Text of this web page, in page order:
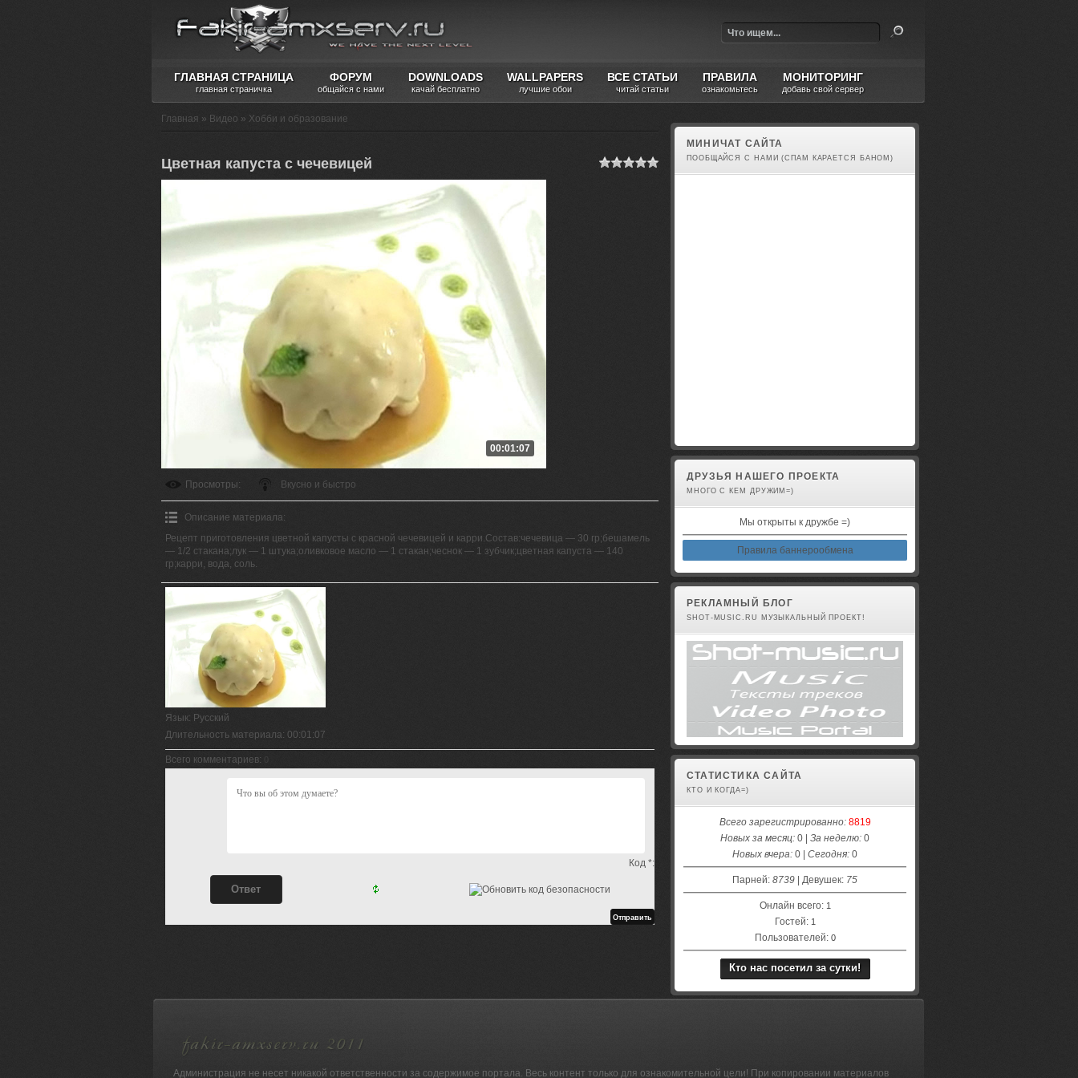
ГЛАВНАЯ СТРАНИЦА
главная страничка
ФОРУМ
общайся с нами
DOWNLOADS
качай бесплатно
WALLPAPERS
лучшие обои
ВСЕ СТАТЬИ
читай статьи
ПРАВИЛА
ознакомьтесь
МОНИТОРИНГ
добавь свой сервер
Главная » Видео » Хобби и образование
Цветная капуста с чечевицей
00:01:07
Просмотры: Вкусно и быстро
Описание материала:
Рецепт приготовления цветной капусты с красной чечевицей и карри.Состав:чечевица — 30 гр;бешамель
— 1/2 стакана;лук — 1 штука;оливковое масло — 1 стакан;чеснок — 1 зубчик;цветная капуста — 140
гр;карри, вода, соль.
Язык: Русский
Длительность материала: 00:01:07
Всего комментариев:
Код *:
МИНИЧАТ САЙТА
ПООБЩАЙСЯ С НАМИ (СПАМ КАРАЕТСЯ БАНОМ)
ДРУЗЬЯ НАШЕГО ПРОЕКТА
МНОГО С КЕМ ДРУЖИМ=)
Мы открыты к дружбе =)
Правила баннерообмена
РЕКЛАМНЫЙ БЛОГ
SHOT-MUSIC.RU МУЗЫКАЛЬНЫЙ ПРОЕКТ!
СТАТИСТИКА САЙТА
КТО И КОГДА=)
Всего зарегистрированно: 8819
Новых за месяц: 0 | За неделю: 0
Новых вчера: 0 | Сегодня: 0
Парней: 8739 | Девушек: 75
Онлайн всего: 1
Гостей: 1
Пользователей: 0
Кто нас посетил за сутки!
Администрация не несет никакой ответственности за содержимое портала. Весь контент только для ознакомительной цели! При копировании материалов